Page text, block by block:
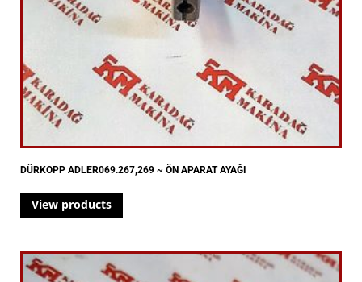
DÜRKOPP ADLER069.267,269 ~ ÖN APARAT AYAĞI
View products